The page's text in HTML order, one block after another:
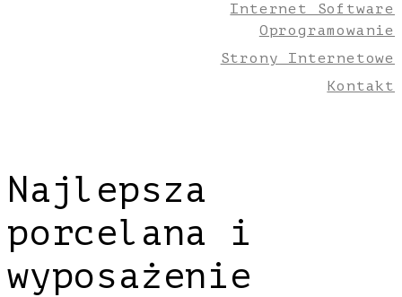
Internet Software
Oprogramowanie
Strony Internetowe
Kontakt
Najlepsza
porcelana i
wyposażenie